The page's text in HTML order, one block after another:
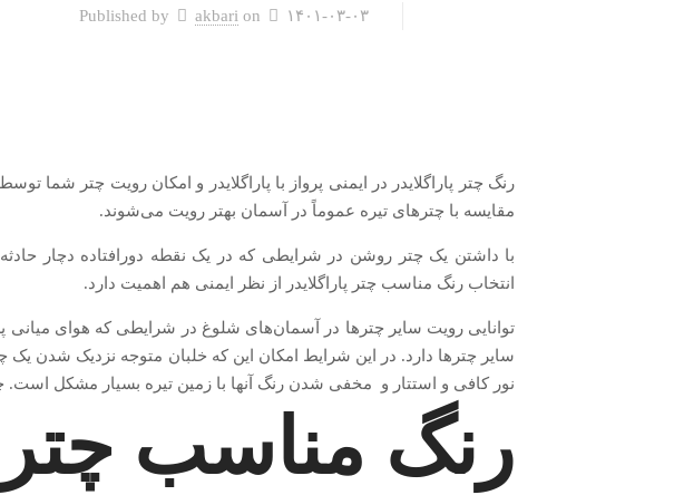
Published by akbari on ۱۴۰۱-۰۳-۰۳
رنگ چتر پاراگلایدر در ایمنی پرواز با پاراگلایدر و امکان رویت چتر شما
مقایسه با چترهای تیره عموماً در آسمان بهتر رویت می‌شوند.
با داشتن یک چتر روشن در شرایطی که در یک نقطه دورافتاده دچار
انتخاب رنگ مناسب چتر پاراگلایدر از نظر ایمنی هم اهمیت دارد.
توانایی رویت سایر چترها در آسمان‌های شلوغ در شرایطی که هوای میانی
سایر چترها دارد. در این شرایط امکان این که خلبان متوجه نزدیک شدن
نور کافی و استتار و مخفی شدن رنگ آنها با زمین تیره بسیار مشکل
رنگ مناسب چتر